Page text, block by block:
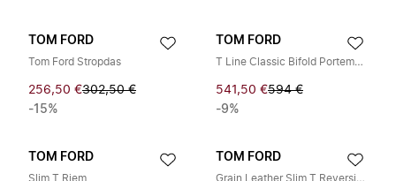
TOM FORD
Tom Ford Stropdas
256,50 €302,50 €
-15%
TOM FORD
T Line Classic Bifold Portemonnee
541,50 €594 €
-9%
TOM FORD
Slim T Riem
TOM FORD
Grain Leather Slim T Reversible Belt